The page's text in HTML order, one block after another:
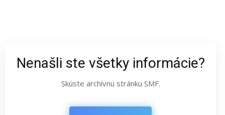
Nenašli ste všetky informácie?
Skúste archívnu stránku SMF.